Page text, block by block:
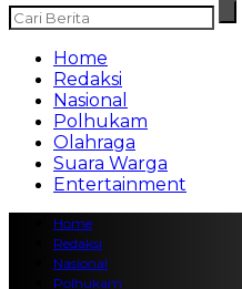
Home
Redaksi
Nasional
Polhukam
Olahraga
Suara Warga
Entertainment
Home
Redaksi
Nasional
Polhukam